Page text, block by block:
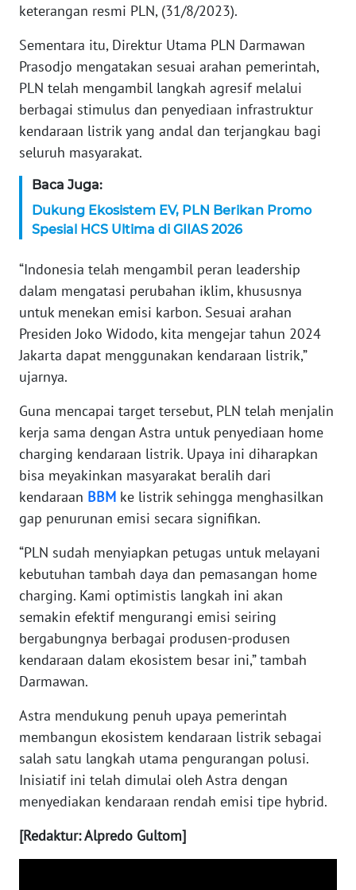
keterangan resmi PLN, (31/8/2023).
Sementara itu, Direktur Utama PLN Darmawan
Prasodjo mengatakan sesuai arahan pemerintah,
PLN telah mengambil langkah agresif melalui
berbagai stimulus dan penyediaan infrastruktur
kendaraan listrik yang andal dan terjangkau bagi
seluruh masyarakat.
Baca Juga:
Dukung Ekosistem EV, PLN Berikan Promo
Spesial HCS Ultima di GIIAS 2026
“Indonesia telah mengambil peran leadership
dalam mengatasi perubahan iklim, khususnya
untuk menekan emisi karbon. Sesuai arahan
Presiden Joko Widodo, kita mengejar tahun 2024
Jakarta dapat menggunakan kendaraan listrik,”
ujarnya.
Guna mencapai target tersebut, PLN telah menjalin
kerja sama dengan Astra untuk penyediaan home
charging kendaraan listrik. Upaya ini diharapkan
bisa meyakinkan masyarakat beralih dari
kendaraan BBM ke listrik sehingga menghasilkan
gap penurunan emisi secara signifikan.
“PLN sudah menyiapkan petugas untuk melayani
kebutuhan tambah daya dan pemasangan home
charging. Kami optimistis langkah ini akan
semakin efektif mengurangi emisi seiring
bergabungnya berbagai produsen-produsen
kendaraan dalam ekosistem besar ini,” tambah
Darmawan.
Astra mendukung penuh upaya pemerintah
membangun ekosistem kendaraan listrik sebagai
salah satu langkah utama pengurangan polusi.
Inisiatif ini telah dimulai oleh Astra dengan
menyediakan kendaraan rendah emisi tipe hybrid.
[Redaktur: Alpredo Gultom]
PAPUA
WN
PAPUA
BARAT
WN
RIAU
SERAMBI
JAMBI
WN
SULTRA
WN
WN
SULTENG
WN
SULBAR
WN
BABEL
WN
SUMBAR
WN
SUMSEL
WN
BENGKULU
WN
LAMPUNG
WN
JATENG